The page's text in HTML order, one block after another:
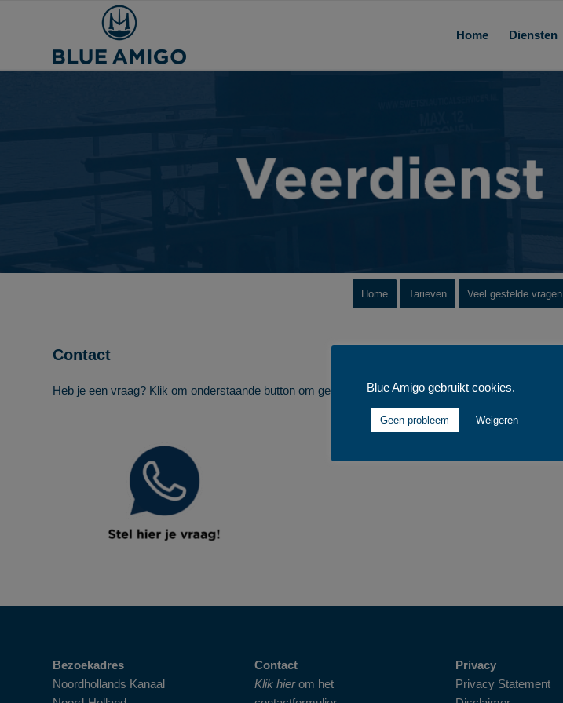
Home Diensten
Home Tarieven Veel gestelde vragen
Contact
Heb je een vraag? Klik om onderstaande button om gebruik te maken van onze chatservice!
Bezoekadres
Noordhollands Kanaal
Contact
Klik hier om het
Privacy
Privacy Statement
Blue Amigo gebruikt cookies.
Geen probleem Weigeren